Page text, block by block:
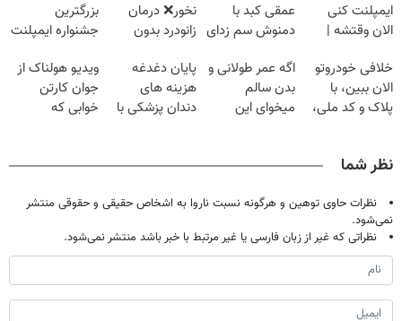
ایمپلنت کنی
الان وقتشه |
میلیون تومان!!!
عمقی کبد با
دمنوش سم زدای
نخور❌ درمان
زانودرد بدون
بزرگترین
جشنواره ایمپلنت
فقط ۲۵ میلیون
خلافی خودروتو
الان ببین، با
پلاک و کد ملی،
اگه عمر طولانی و
بدن سالم
میخوای این
پایان دغدغه
هزینه های
دندان پزشکی با
ویدیو هولناک از
جوان کارتن
خوابی که
نظر شما
نظرات حاوی توهین و هرگونه نسبت ناروا به اشخاص حقیقی و حقوقی منتشر
نمی‌شود.
نظراتی که غیر از زبان فارسی یا غیر مرتبط با خبر باشد منتشر نمی‌شود.